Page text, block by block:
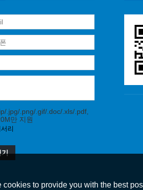
.jpg/.png/.gif/.doc/.xls/.pdf,
만 지원
리
기
cookies to provide you with the best